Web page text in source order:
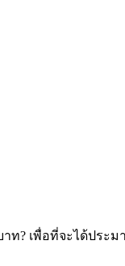
ท? เพื่อที่จะได้ประ